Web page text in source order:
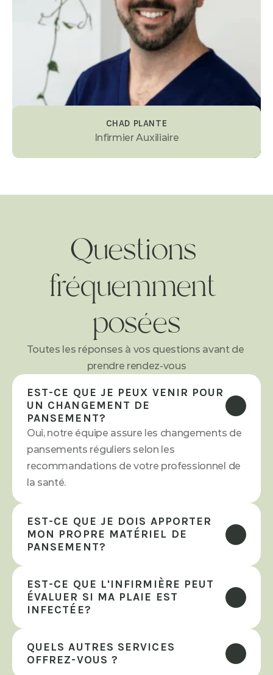
CHAD PLANTE
Infirmier Auxiliaire
Questions
fréquemment
posées
Toutes les réponses à vos questions avant de
prendre rendez-vous
EST-CE QUE JE PEUX VENIR POUR
UN CHANGEMENT DE
PANSEMENT?
Oui, notre équipe assure les changements de
pansements réguliers selon les
recommandations de votre professionnel de
la santé.
EST-CE QUE JE DOIS APPORTER
MON PROPRE MATÉRIEL DE
PANSEMENT?
EST-CE QUE L'INFIRMIÈRE PEUT
ÉVALUER SI MA PLAIE EST
INFECTÉE?
QUELS AUTRES SERVICES
OFFREZ-VOUS ?